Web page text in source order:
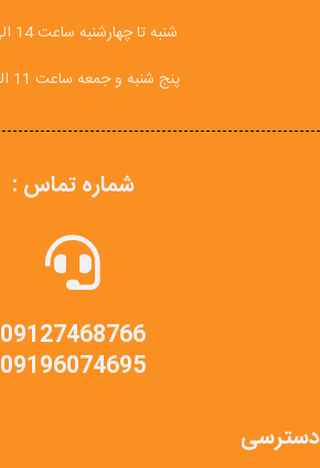
شنبه تا چهارشنبه ساعت 14 الی 21
پنج شنبه و جمعه ساعت 11 الی 21
شماره تماس :
09127468766
09196074695
دسترسی